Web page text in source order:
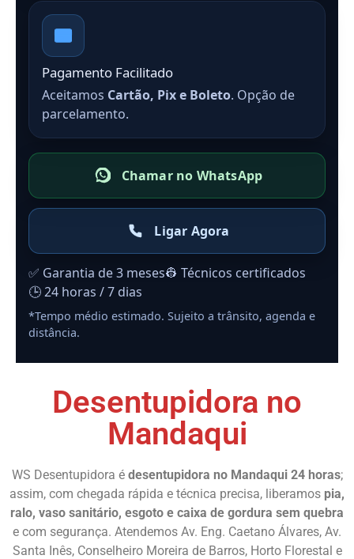
Pagamento Facilitado
Aceitamos Cartão, Pix e Boleto. Opção de
parcelamento.
Chamar no WhatsApp
Ligar Agora
✅ Garantia de 3 meses👷 Técnicos certificados
🕒 24 horas / 7 dias
*Tempo médio estimado. Sujeito a trânsito, agenda e
distância.
Desentupidora no
Mandaqui
WS Desentupidora é desentupidora no Mandaqui 24 horas;
assim, com chegada rápida e técnica precisa, liberamos pia,
ralo, vaso sanitário, esgoto e caixa de gordura sem quebra
e com segurança. Atendemos Av. Eng. Caetano Álvares, Av.
Santa Inês, Conselheiro Moreira de Barros, Horto Florestal e